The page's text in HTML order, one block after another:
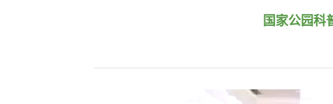
国家公园科